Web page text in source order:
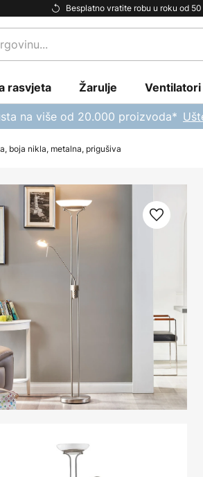
Besplatno vratite robu u roku od
rasvjeta Žarulje Ventilatori
na više od 20.000 proizvoda*
boja nikla, metalna, prigušiva